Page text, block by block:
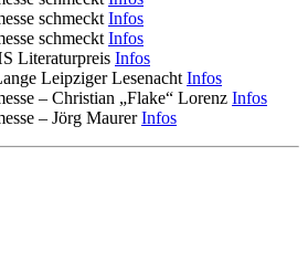
schmeckt Infos
schmeckt Infos
Literaturpreis Infos
Leipziger Lesenacht Infos
– Christian „Flake“ Lorenz Infos
– Jörg Maurer Infos